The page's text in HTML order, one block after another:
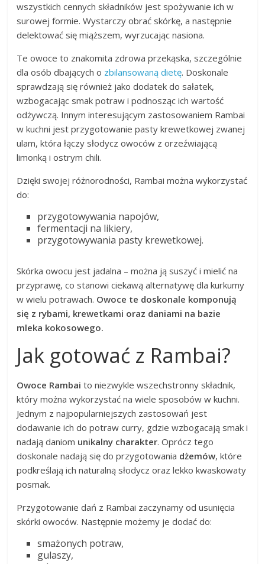
wszystkich cennych składników jest spożywanie ich w
surowej formie. Wystarczy obrać skórkę, a następnie
delektować się miąższem, wyrzucając nasiona.
Te owoce to znakomita zdrowa przekąska, szczególnie
dla osób dbających o zbilansowaną dietę. Doskonale
sprawdzają się również jako dodatek do sałatek,
wzbogacając smak potraw i podnosząc ich wartość
odżywczą. Innym interesującym zastosowaniem Rambai
w kuchni jest przygotowanie pasty krewetkowej zwanej
ulam, która łączy słodycz owoców z orzeźwiającą
limonką i ostrym chili.
Dzięki swojej różnorodności, Rambai można wykorzystać
do:
przygotowywania napojów,
fermentacji na likiery,
przygotowywania pasty krewetkowej.
Skórka owocu jest jadalna – można ją suszyć i mielić na
przyprawę, co stanowi ciekawą alternatywę dla kurkumy
w wielu potrawach. Owoce te doskonale komponują
się z rybami, krewetkami oraz daniami na bazie
mleka kokosowego.
Jak gotować z Rambai?
Owoce Rambai to niezwykle wszechstronny składnik,
który można wykorzystać na wiele sposobów w kuchni.
Jednym z najpopularniejszych zastosowań jest
dodawanie ich do potraw curry, gdzie wzbogacają smak i
nadają daniom unikalny charakter. Oprócz tego
doskonale nadają się do przygotowania dżemów, które
podkreślają ich naturalną słodycz oraz lekko kwaskowaty
posmak.
Przygotowanie dań z Rambai zaczynamy od usunięcia
skórki owoców. Następnie możemy je dodać do:
smażonych potraw,
gulaszy,